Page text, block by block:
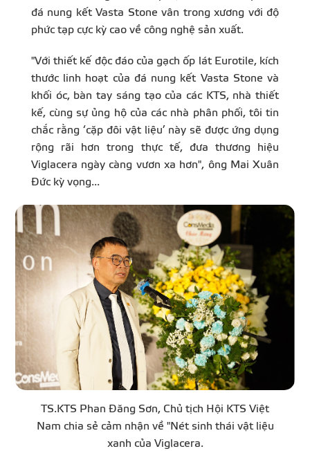
đá nung kết Vasta Stone vân trong xương với độ
phức tạp cực kỳ cao về công nghệ sản xuất.
"Với thiết kế độc đáo của gạch ốp lát Eurotile, kích
thước linh hoạt của đá nung kết Vasta Stone và
khối óc, bàn tay sáng tạo của các KTS, nhà thiết
kế, cùng sự ủng hộ của các nhà phân phối, tôi tin
chắc rằng ‘cặp đôi vật liệu’ này sẽ được ứng dụng
rộng rãi hơn trong thực tế, đưa thương hiệu
Viglacera ngày càng vươn xa hơn", ông Mai Xuân
Đức kỳ vọng...
TS.KTS Phan Đăng Sơn, Chủ tịch Hội KTS Việt
Nam chia sẻ cảm nhận về "Nét sinh thái vật liệu
xanh của Viglacera.